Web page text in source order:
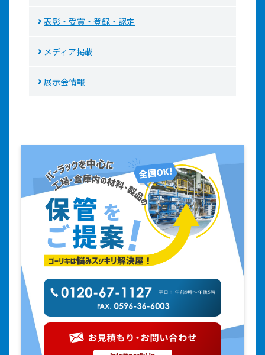
表彰・受賞・登録・認定
メディア掲載
展示会情報